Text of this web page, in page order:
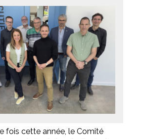
fois cette année, le Comité